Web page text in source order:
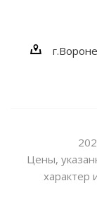
Цены,
характер